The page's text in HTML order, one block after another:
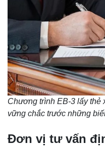
Chương trình EB-3 lấy thẻ
vững chắc trước những
Đơn vị tư vấn